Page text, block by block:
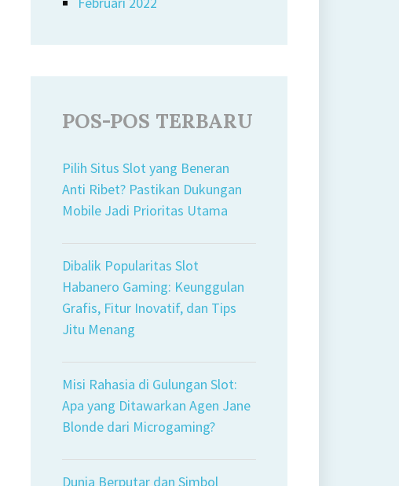
POS-POS TERBARU
Pilih Situs Slot yang Beneran
Anti Ribet? Pastikan Dukungan
Mobile Jadi Prioritas Utama
Dibalik Popularitas Slot
Habanero Gaming: Keunggulan
Grafis, Fitur Inovatif, dan Tips
Jitu Menang
Misi Rahasia di Gulungan Slot:
Apa yang Ditawarkan Agen Jane
Blonde dari Microgaming?
Dunia Berputar dan Simbol